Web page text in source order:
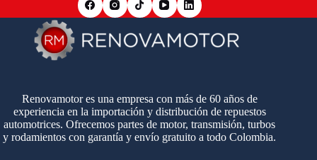
Renovamotor es una empresa con más de 60 años de
experiencia en la importación y distribución de repuestos
automotrices. Ofrecemos partes de motor, transmisión, turbos
y rodamientos con garantía y envío gratuito a todo Colombia.